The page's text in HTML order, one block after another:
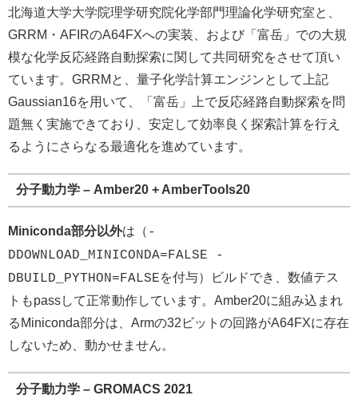
北海道大学大学院理学研究院化学部門理論化学研究室と、
GRRM・AFIRのA64FXへの実装、および「富岳」での大規
模な化学反応経路自動探索に関して共同研究をさせて頂い
ています。GRRMと、量子化学計算エンジンとして上記
Gaussian16を用いて、「富岳」上で反応経路自動探索を問
題無く実施できており、安定して効率良く探索計算を行え
るようにさらなる最適化を進めています。
分子動力学 – Amber20 + AmberTools20
Miniconda部分以外は（ -
DDOWNLOAD_MINICONDA=FALSE -
DBUILD_PYTHON=FALSEを付与）ビルドでき、数値テス
トもpassして正常動作しています。Amber20に組み込まれ
るMiniconda部分は、Armの32ビットの回路がA64FXに存在
しないため、動かせません。
分子動力学 – GROMACS 2021